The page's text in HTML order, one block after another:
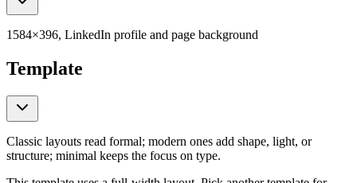
1584×396, LinkedIn profile and page background
Template
Classic layouts read formal; modern ones add shape, light, or
structure; minimal keeps the focus on type.